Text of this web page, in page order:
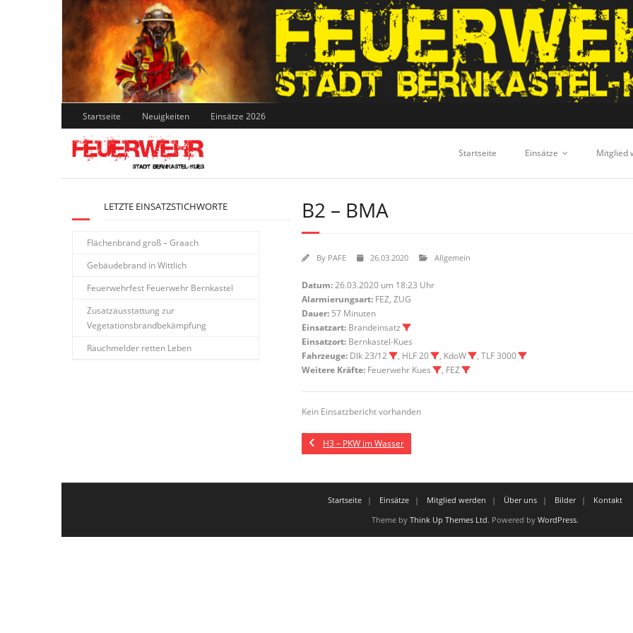
Skip
to
content
Startseite Neuigkeiten Einsätze 2026
Startseite Einsätze Mitglied
B2 – BMA
By PAFE 26.03.2020 Allgemein
Datum:26.03.2020 um 18:23 Uhr
Alarmierungsart: FEZ, ZUG
Dauer: 57 Minuten
Einsatzart: Brandeinsatz
Einsatzort: Bernkastel-Kues
Fahrzeuge: Dlk 23/12 , HLF 20 , KdoW
, TLF 3000
Weitere Kräfte: Feuerwehr Kues , FEZ
Kein Einsatzbericht vorhanden
H3 – PKW im Wasser
LETZTE EINSATZSTICHWORTE
Flächenbrand groß – Graach
Gebäudebrand in Wittlich
Feuerwehrfest Feuerwehr Bernkastel
Zusatzausstattung zur
Vegetationsbrandbekämpfung
Rauchmelder retten Leben
Startseite Einsätze Mitglied werden Über uns Bilder
Kontakt
Theme by Think Up Themes Ltd. Powered by WordPress.